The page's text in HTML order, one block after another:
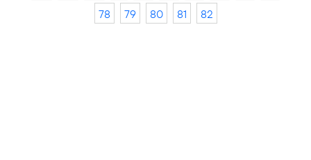
78
79 80 81 82